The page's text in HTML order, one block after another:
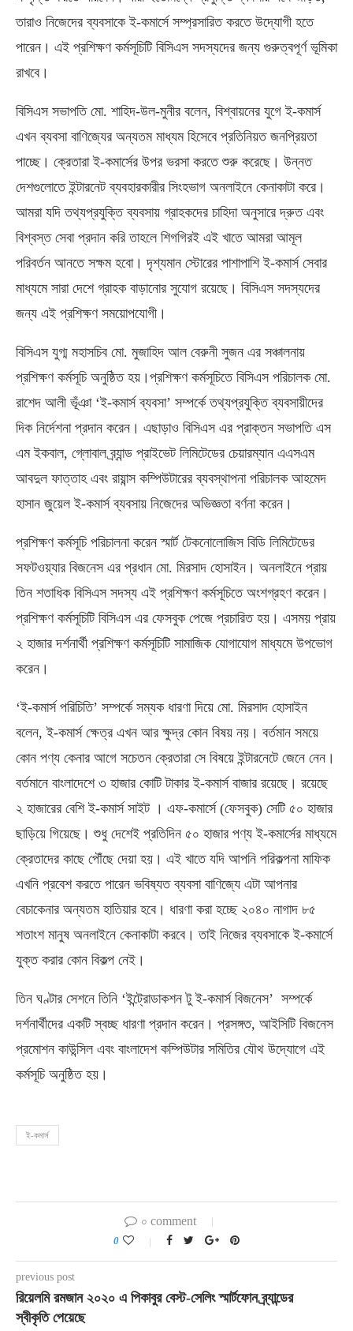
তারাও নিজেদের ব্যবসাকে ই-কমার্সে সম্প্রসারিত করতে উদ্যোগী হতে
পারেন। এই প্রশিক্ষণ কর্মসূচিটি বিসিএস সদস্যদের জন্য গুরুত্বপূর্ণ ভূমিকা
রাখবে।
বিসিএস সভাপতি মো. শাহিদ-উল-মুনীর বলেন, বিশ্বায়নের যুগে ই-কমার্স
এখন ব্যবসা বাণিজ্যের অন্যতম মাধ্যম হিসেবে প্রতিনিয়ত জনপ্রিয়তা
পাচ্ছে। ক্রেতারা ই-কমার্সের উপর ভরসা করতে শুরু করেছে। উন্নত
দেশগুলোতে ইন্টারনেট ব্যবহারকারীর সিংহভাগ অনলাইনে কেনাকাটা করে।
আমরা যদি তথ্যপ্রযুক্তি ব্যবসায় গ্রাহকদের চাহিদা অনুসারে দ্রুত এবং
বিশ্বস্ত সেবা প্রদান করি তাহলে শিগগিরই এই খাতে আমরা আমূল
পরিবর্তন আনতে সক্ষম হবো। দৃশ্যমান স্টোরের পাশাপাশি ই-কমার্স সেবার
মাধ্যমে সারা দেশে গ্রাহক বাড়ানোর সুযোগ রয়েছে। বিসিএস সদস্যদের
জন্য এই প্রশিক্ষণ সময়োপযোগী।
বিসিএস যুগ্ম মহাসচিব মো. মুজাহিদ আল বেরুনী সুজন এর সঞ্চালনায়
প্রশিক্ষণ কর্মসূচি অনুষ্ঠিত হয়।প্রশিক্ষণ কর্মসূচিতে বিসিএস পরিচালক মো.
রাশেদ আলী ভূঁঞা ‘ই-কমার্স ব্যবসা’ সম্পর্কে তথ্যপ্রযুক্তি ব্যবসায়ীদের
দিক নির্দেশনা প্রদান করেন। এছাড়াও বিসিএস এর প্রাক্তন সভাপতি এস
এম ইকবাল, গ্লোবাল ব্র্যান্ড প্রাইভেট লিমিটেডের চেয়ারম্যান এএসএম
আবদুল ফাত্তাহ এবং রায়ান্স কম্পিউটারের ব্যবস্থাপনা পরিচালক আহমেদ
হাসান জুয়েল ই-কমার্স ব্যবসায় নিজেদের অভিজ্ঞতা বর্ণনা করেন।
প্রশিক্ষণ কর্মসূচি পরিচালনা করেন স্মার্ট টেকনোলোজিস বিডি লিমিটেডের
সফটওয়্যার বিজনেস এর প্রধান মো. মিরসাদ হোসাইন। অনলাইনে প্রায়
তিন শতাধিক বিসিএস সদস্য এই প্রশিক্ষণ কর্মসূচিতে অংশগ্রহণ করেন।
প্রশিক্ষণ কর্মসূচিটি বিসিএস এর ফেসবুক পেজে প্রচারিত হয়। এসময় প্রায়
২ হাজার দর্শনার্থী প্রশিক্ষণ কর্মসূচিটি সামাজিক যোগাযোগ মাধ্যমে উপভোগ
করেন।
‘ই-কমার্স পরিচিতি’ সম্পর্কে সম্যক ধারণা দিয়ে মো. মিরসাদ হোসাইন
বলেন, ই-কমার্স ক্ষেত্র এখন আর ক্ষুদ্র কোন বিষয় নয়। বর্তমান সময়ে
কোন পণ্য কেনার আগে সচেতন ক্রেতারা সে বিষয়ে ইন্টারনেটে জেনে নেন।
বর্তমানে বাংলাদেশে ৩ হাজার কোটি টাকার ই-কমার্স বাজার রয়েছে। রয়েছে
২ হাজারের বেশি ই-কমার্স সাইট । এফ-কমার্সে (ফেসবুক) সেটি ৫০ হাজার
ছাড়িয়ে গিয়েছে। শুধু দেশেই প্রতিদিন ৫০ হাজার পণ্য ই-কমার্সের মাধ্যমে
ক্রেতাদের কাছে পৌঁছে দেয়া হয়। এই খাতে যদি আপনি পরিকল্পনা মাফিক
এখনি প্রবেশ করতে পারেন ভবিষ্যত ব্যবসা বাণিজ্যে এটা আপনার
বেচাকেনার অন্যতম হাতিয়ার হবে। ধারণা করা হচ্ছে ২০৪০ নাগাদ ৮৫
শতাংশ মানুষ অনলাইনে কেনাকাটা করবে। তাই নিজের ব্যবসাকে ই-কমার্সে
যুক্ত করার কোন বিকল্প নেই।
তিন ঘণ্টার সেশনে তিনি ‘ইন্ট্রোডাকশন টু ই-কমার্স বিজনেস’ সম্পর্কে
দর্শনার্থীদের একটি স্বচ্ছ ধারণা প্রদান করেন। প্রসঙ্গত, আইসিটি বিজনেস
প্রমোশন কাউন্সিল এবং বাংলাদেশ কম্পিউটার সমিতির যৌথ উদ্যোগে এই
কর্মসূচি অনুষ্ঠিত হয়।
ই-কমার্স
০ comment
0
previous post
রিয়েলমি রমজান ২০২০ এ পিকাবুর বেস্ট-সেলিং স্মার্টফোন ব্র্যান্ডের
স্বীকৃতি পেয়েছে